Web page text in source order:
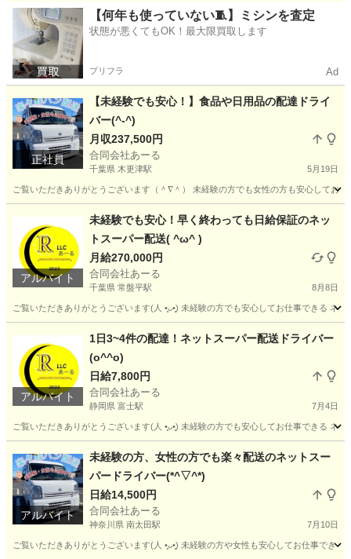
千葉 千葉市 鎌取駅 ドライバー 業務委託契約
【何年も使っていない🧵】ミシンを査定
状態が悪くてもOK！最大限買取します
プリフラ Ad
正社員
【未経験でも安心！】食品や日用品の配達ドライ
バー(^-^)
月収237,500円
合同会社あーる
千葉県 木更津駅 5月19日
ご覧いただきありがとうございます（＾∇＾） 未経験の方でも女性の方も安心してお
木更津駅 ドライバー 未経験
アルバイト
未経験でも安心！早く終わっても日給保証のネッ
トスーパー配送( ^ω^ )
月給270,000円
合同会社あーる
千葉県 常盤平駅 8月8日
ご覧いただきありがとうございます(⁠人⁠ ⁠•͈⁠ᴗ⁠•͈⁠) 未経験の方でも安心してお仕事できる
常盤平駅 配送 ネットスーパー
アルバイト
1日3~4件の配達！ネットスーパー配送ドライバー
(o^^o)
日給7,800円
合同会社あーる
静岡県 富士駅 7月4日
ご覧いただきありがとうございます(⁠人⁠ ⁠•͈⁠ᴗ⁠•͈⁠) 未経験の方でも安心してお仕事できる
富士駅 ドライバー ネットスーパー
アルバイト
未経験の方、女性の方でも楽々配送のネットスー
パードライバー(*^▽^*)
日給14,500円
合同会社あーる
神奈川県 南太田駅 7月10日
ご覧いただきありがとうございます(⁠人⁠ ⁠•͈⁠ᴗ⁠•͈⁠) 未経験の方や女性も安心してお仕事でき